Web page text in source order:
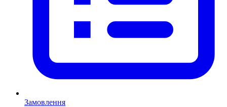
Замовлення